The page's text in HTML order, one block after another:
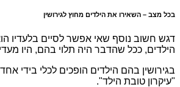
בכל מצב – השאירו את הילדים מחוץ לגירושין
דגש חשוב נוסף שאי אפשר לסיים בלעדיו
הילדים, ככל שהדבר היה תלוי בהם, היו
בגירושין בהם הילדים הופכים לכלי בידי
"עיקרון טובת הילד".